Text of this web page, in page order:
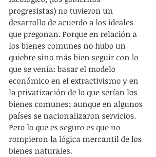
progresistas) no tuvieron un
desarrollo de acuerdo a los ideales
que pregonan. Porque en relación a
los bienes comunes no hubo un
quiebre sino más bien seguir con lo
que se venía: basar el modelo
económico en el extractivismo y en
la privatización de lo que serían los
bienes comunes; aunque en algunos
países se nacionalizaron servicios.
Pero lo que es seguro es que no
rompieron la lógica mercantil de los
bienes naturales.